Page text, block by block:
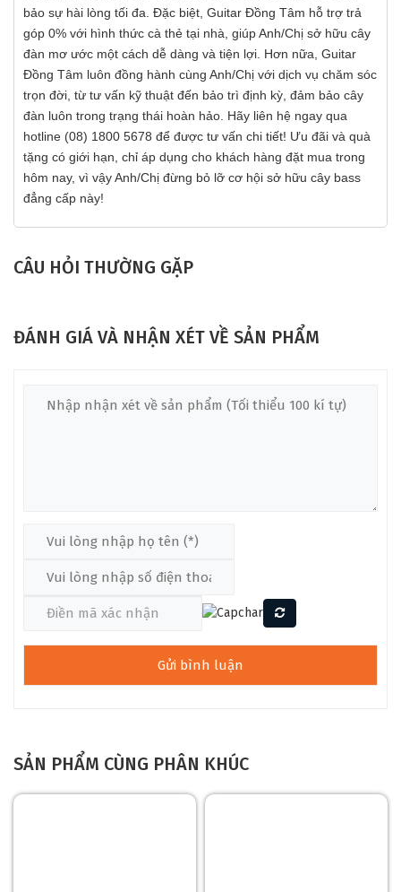
bảo sự hài lòng tối đa. Đặc biệt, Guitar Đồng Tâm hỗ trợ trả
góp 0% với hình thức cà thẻ tại nhà, giúp Anh/Chị sở hữu cây
đàn mơ ước một cách dễ dàng và tiện lợi. Hơn nữa, Guitar
Đồng Tâm luôn đồng hành cùng Anh/Chị với dịch vụ chăm sóc
trọn đời, từ tư vấn kỹ thuật đến bảo trì định kỳ, đảm bảo cây
đàn luôn trong trạng thái hoàn hảo. Hãy liên hệ ngay qua
hotline (08) 1800 5678 để được tư vấn chi tiết! Ưu đãi và quà
tặng có giới hạn, chỉ áp dụng cho khách hàng đặt mua trong
hôm nay, vì vậy Anh/Chị đừng bỏ lỡ cơ hội sở hữu cây bass
đẳng cấp này!
CÂU HỎI THƯỜNG GẶP
ĐÁNH GIÁ VÀ NHẬN XÉT VỀ SẢN PHẨM
SẢN PHẨM CÙNG PHÂN KHÚC